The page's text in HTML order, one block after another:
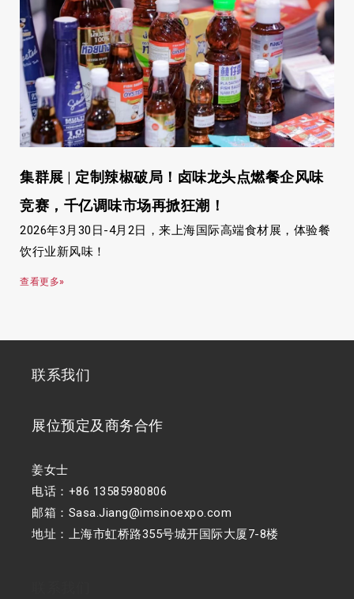
集群展 | 定制辣椒破局！卤味龙头点燃餐企风味
竞赛，千亿调味市场再掀狂潮！
2026年3月30日-4月2日，来上海国际高端食材展，体验餐
饮行业新风味！
查看更多»
联系我们
展位预定及商务合作
姜女士
电话：+86 13585980806
邮箱：Sasa.Jiang@imsinoexpo.com
地址：上海市虹桥路355号城开国际大厦7-8楼